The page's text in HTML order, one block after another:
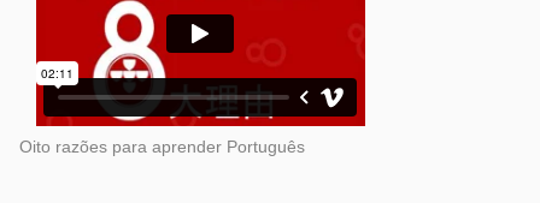
Oito razões para aprender Português